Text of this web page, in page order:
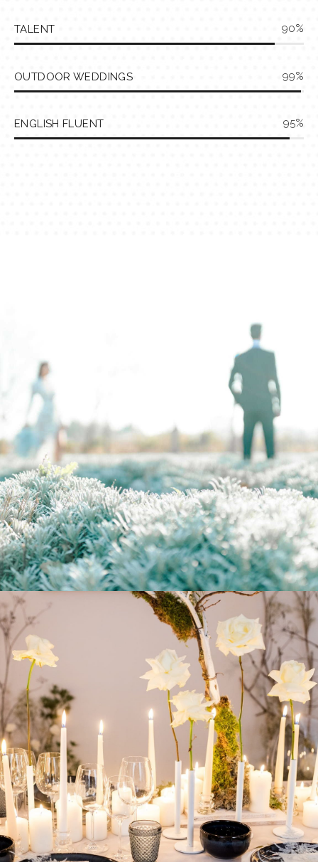
TALENT 90
OUTDOOR WEDDINGS 99
ENGLISH FLUENT 95